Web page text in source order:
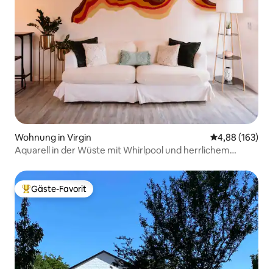
Wohnung in Virgin
4,88 (163)
Aquarell in der Wüste mit Whirlpool und herrlichem
Beliebter Gäste-Favorit.
Gäste-Favorit